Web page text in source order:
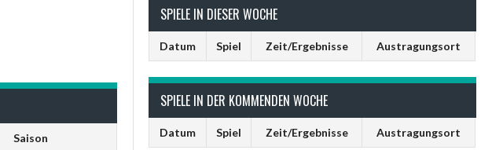
Saison
SPIELE IN DIESER WOCHE
Datum Spiel Zeit/Ergebnisse Austragungsort
SPIELE IN DER KOMMENDEN WOCHE
Datum Spiel Zeit/Ergebnisse Austragungsort